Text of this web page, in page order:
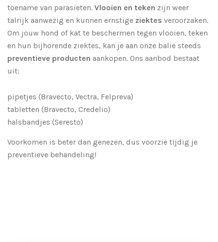
toename van parasieten. Vlooien en teken zijn weer
talrijk aanwezig en kunnen ernstige ziektes veroorzaken.
Om jouw hond of kat te beschermen tegen vlooien, teken
en hun bijhorende ziektes, kan je aan onze balie steeds
preventieve producten aankopen. Ons aanbod bestaat
uit:
pipetjes (Bravecto, Vectra, Felpreva)
tabletten (Bravecto, Credelio)
halsbandjes (Seresto)
Voorkomen is beter dan genezen, dus voorzie tijdig je
preventieve behandeling!